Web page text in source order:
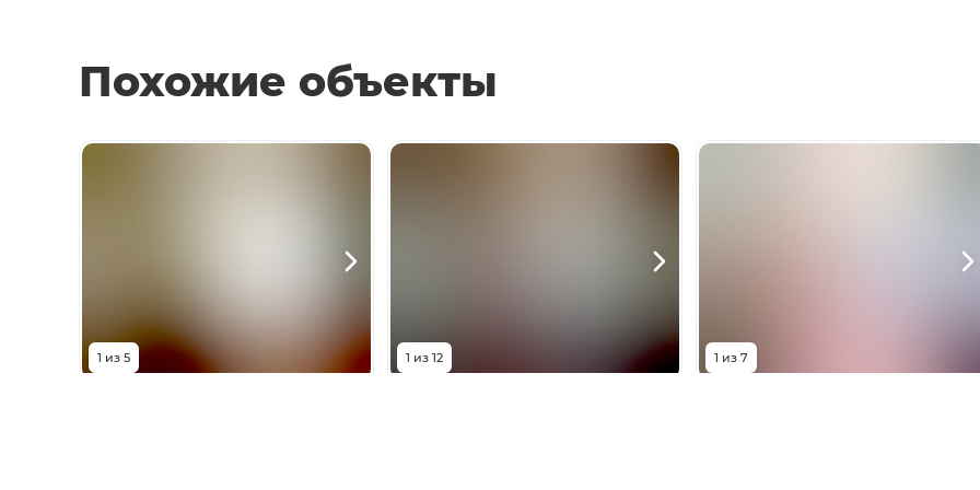
Похожие объекты
1 из 5 1 из 12 1 из 7